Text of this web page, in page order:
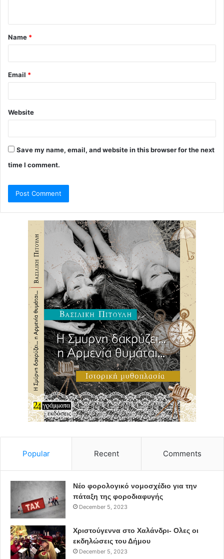
t
*
Name *
Email *
Website
Save my name, email, and website in this browser for the next
time I comment.
Popular Recent Comments
Νέο φορολογικό νομοσχέδιο για την
πάταξη της φοροδιαφυγής
December 5, 2023
Χριστούγεννα στο Χαλάνδρι- Ολες οι
εκδηλώσεις του Δήμου
December 5, 2023